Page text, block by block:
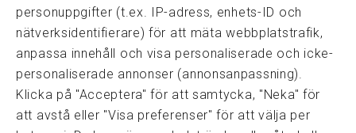
personuppgifter (t.ex. IP-adress, enhets-ID och
nätverksidentifierare) för att mäta webbplatstrafik,
anpassa innehåll och visa personaliserade och icke-
personaliserade annonser (annonsanpassning).
Klicka på "Acceptera" för att samtycka, "Neka" för
att avstå eller "Visa preferenser" för att välja per
Snabblänkar
Prisexempel
Medarbetare
Policies & integritet
Information om Cookie-hantering och Google Analytics
Integritetspolicy